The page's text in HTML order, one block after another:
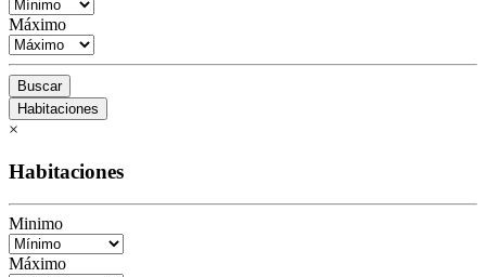
Máximo
Buscar
Habitaciones
×
Habitaciones
Minimo
Máximo